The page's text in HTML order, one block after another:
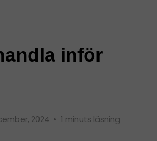
inför
2024 • 1 minuts läsning